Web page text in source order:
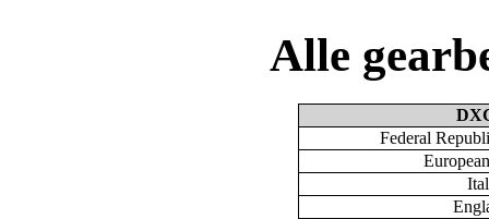
Alle
Federal